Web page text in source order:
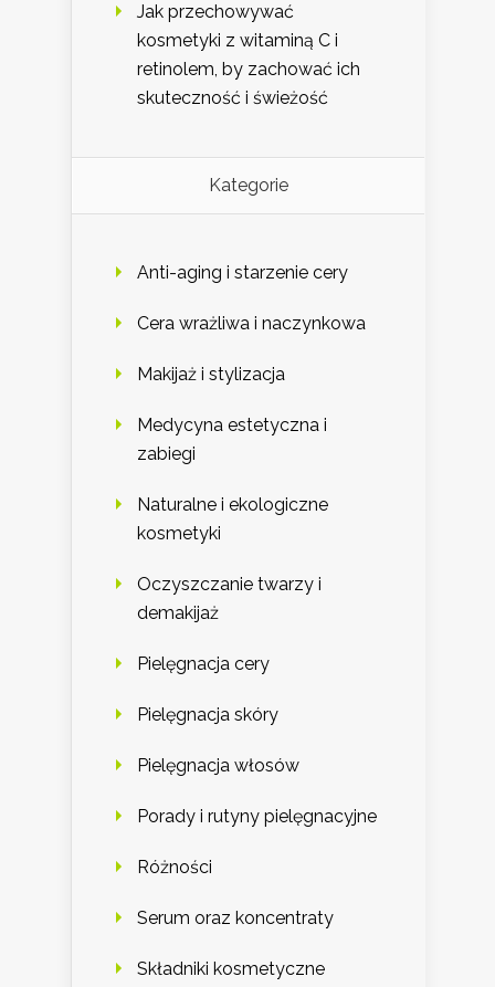
Jak przechowywać
kosmetyki z witaminą C i
retinolem, by zachować ich
skuteczność i świeżość
Kategorie
Anti-aging i starzenie cery
Cera wrażliwa i naczynkowa
Makijaż i stylizacja
Medycyna estetyczna i
zabiegi
Naturalne i ekologiczne
kosmetyki
Oczyszczanie twarzy i
demakijaż
Pielęgnacja cery
Pielęgnacja skóry
Pielęgnacja włosów
Porady i rutyny pielęgnacyjne
Różności
Serum oraz koncentraty
Składniki kosmetyczne